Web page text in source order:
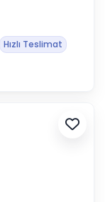
Hızlı Teslimat